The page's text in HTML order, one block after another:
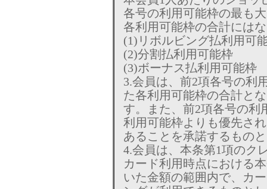
各号の利用可能枠の最も
各利用可能枠の合計には
(1)リボルビング払利用可
(2)分割払利用可能枠
(3)ボーナス払利用可能枠
3.会員は、前2項各号の利
た各利用可能枠の合計と
す。また、前2項各号の利
利用可能枠よりも優先さ
あることを承諾するもの
4.会員は、本条第1項のク
カード利用時点における
いた金額の範囲内で、カ